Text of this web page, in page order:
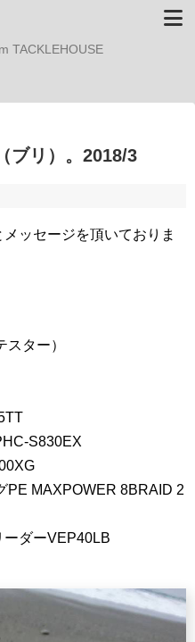
TACKLEHOUSE
ブリ）。2018/3
ッセージを頂いておりま
ター）
S830EX
PE MAXPOWER 8BRAID 2
ーダーVEP40LB